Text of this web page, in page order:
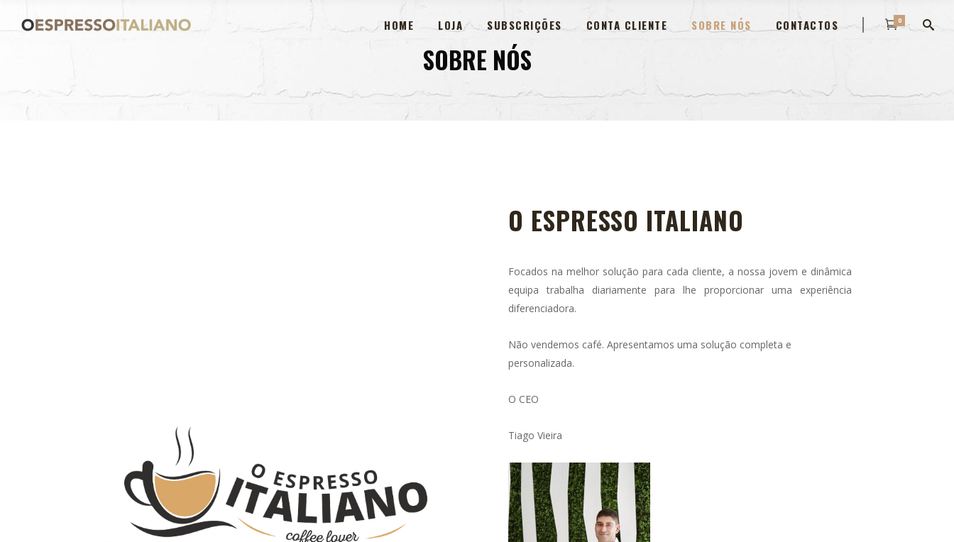
HOME LOJA SUBSCRIÇÕES CONTA CLIENTE SOBRE NÓS CONTACTOS 0
SOBRE NÓS
O ESPRESSO ITALIANO
Focados na melhor solução para cada cliente, a nossa jovem e dinâmica
equipa trabalha diariamente para lhe proporcionar uma experiência
diferenciadora.
Não vendemos café. Apresentamos uma solução completa e
personalizada.
O CEO
Tiago Vieira